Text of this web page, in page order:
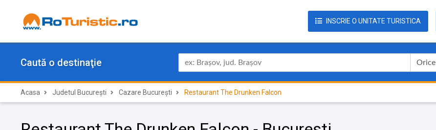
INSCRIE O UNITATE TURISTICA
Caută o destinaţie Orice
Acasa Judetul București Cazare București Restaurant The Drunken Falcon